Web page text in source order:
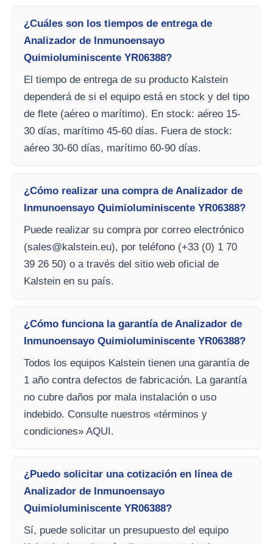
¿Cuáles son los tiempos de entrega de
Analizador de Inmunoensayo
Quimioluminiscente YR06388?
El tiempo de entrega de su producto Kalstein
dependerá de si el equipo está en stock y del tipo
de flete (aéreo o marítimo). En stock: aéreo 15-
30 días, marítimo 45-60 días. Fuera de stock:
aéreo 30-60 días, marítimo 60-90 días.
¿Cómo realizar una compra de Analizador de
Inmunoensayo Quimioluminiscente YR06388?
Puede realizar su compra por correo electrónico
(sales@kalstein.eu), por teléfono (+33 (0) 1 70
39 26 50) o a través del sitio web oficial de
Kalstein en su país.
¿Cómo funciona la garantía de Analizador de
Inmunoensayo Quimioluminiscente YR06388?
Todos los equipos Kalstein tienen una garantía de
1 año contra defectos de fabricación. La garantía
no cubre daños por mala instalación o uso
indebido. Consulte nuestros «términos y
condiciones» AQUI.
¿Puedo solicitar una cotización en línea de
Analizador de Inmunoensayo
Quimioluminiscente YR06388?
Sí, puede solicitar un presupuesto del equipo